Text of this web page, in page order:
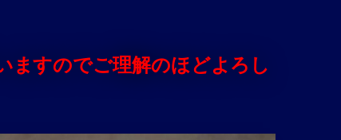
ますのでご理解のほどよろし